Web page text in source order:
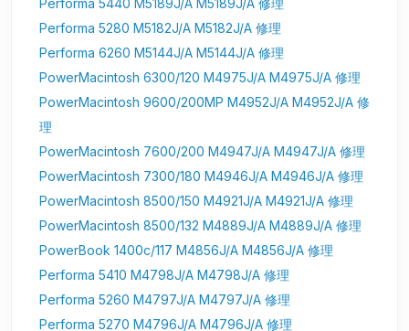
Performa 5440 M5189J/A M5189J/A 修理
Performa 5280 M5182J/A M5182J/A 修理
Performa 6260 M5144J/A M5144J/A 修理
PowerMacintosh 6300/120 M4975J/A M4975J/A 修理
PowerMacintosh 9600/200MP M4952J/A M4952J/A 修
理
PowerMacintosh 7600/200 M4947J/A M4947J/A 修理
PowerMacintosh 7300/180 M4946J/A M4946J/A 修理
PowerMacintosh 8500/150 M4921J/A M4921J/A 修理
PowerMacintosh 8500/132 M4889J/A M4889J/A 修理
PowerBook 1400c/117 M4856J/A M4856J/A 修理
Performa 5410 M4798J/A M4798J/A 修理
Performa 5260 M4797J/A M4797J/A 修理
Performa 5270 M4796J/A M4796J/A 修理